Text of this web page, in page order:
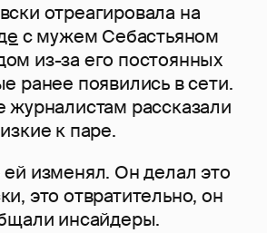
отреагировала на
с мужем Себастьяном
из-за его постоянных
ранее появились в сети.
журналистам рассказали
к паре.
изменял. Он делал это
это отвратительно, он
инсайдеры.